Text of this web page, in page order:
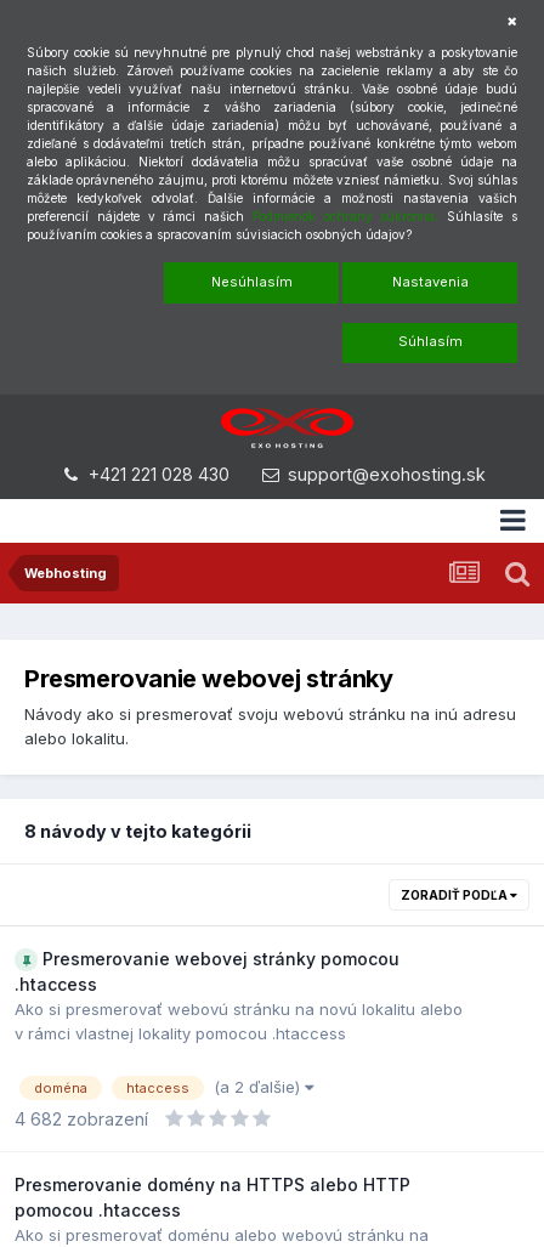
Súbory cookie sú nevyhnutné pre plynulý chod našej webstránky a poskytovanie
našich služieb. Zároveň používame cookies na zacielenie reklamy a aby ste čo
najlepšie vedeli využívať našu internetovú stránku. Vaše osobné údaje budú
spracované a informácie z vášho zariadenia (súbory cookie, jedinečné
identifikátory a ďalšie údaje zariadenia) môžu byť uchovávané, používané a
zdieľané s dodávateľmi tretích strán, prípadne používané konkrétne týmto webom
alebo aplikáciou. Niektorí dodávatelia môžu spracúvať vaše osobné údaje na
základe oprávneného záujmu, proti ktorému môžete vzniesť námietku. Svoj súhlas
môžete kedykoľvek odvolať. Ďalšie informácie a možnosti nastavenia vašich
preferencií nájdete v rámci našich Podmienok ochrany súkromia.
Súhlasíte s
používaním cookies a spracovaním súvisiacich osobných údajov?
Nesúhlasím Nastavenia
Súhlasím
+421 221 028 430 support@exohosting.sk
Webhosting
Presmerovanie webovej stránky
Návody ako si presmerovať svoju webovú stránku na inú adresu
alebo lokalitu.
8 návody v tejto kategórii
ZORADIŤ PODĽA
Presmerovanie webovej stránky pomocou
.htaccess
Ako si presmerovať webovú stránku na novú lokalitu alebo
v rámci vlastnej lokality pomocou .htaccess
doména htaccess (a 2 ďalšie)
4 682 zobrazení
Presmerovanie domény na HTTPS alebo HTTP
pomocou .htaccess
Ako si presmerovať doménu alebo webovú stránku na